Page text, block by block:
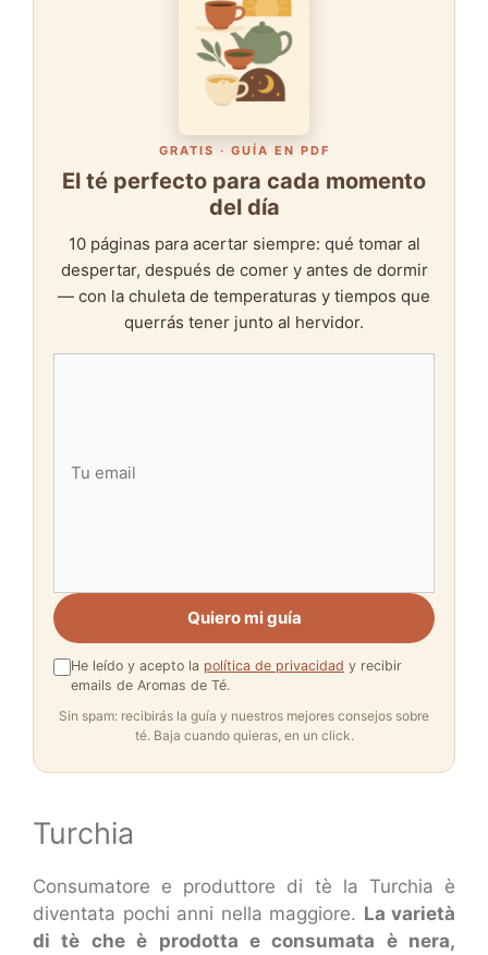
GRATIS · GUÍA EN PDF
El té perfecto para cada momento
del día
10 páginas para acertar siempre: qué tomar al
despertar, después de comer y antes de dormir
— con la chuleta de temperaturas y tiempos que
querrás tener junto al hervidor.
Quiero mi guía
He leído y acepto la política de privacidad y recibir
emails de Aromas de Té.
Sin spam: recibirás la guía y nuestros mejores consejos sobre
té. Baja cuando quieras, en un click.
Turchia
Consumatore e produttore di tè la Turchia è
diventata pochi anni nella maggiore. La varietà
di tè che è prodotta e consumata è nera,